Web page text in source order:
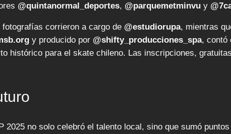
@quintanormal_deportes, @parquemetminvu y
fotografías corrieron a cargo de @estudiorupa, mientras
y producido por @shifty_producciones_spa, contó
histórico para el skate chileno. Las inscripciones,
2025 no solo celebró el talento local, sino que sumó